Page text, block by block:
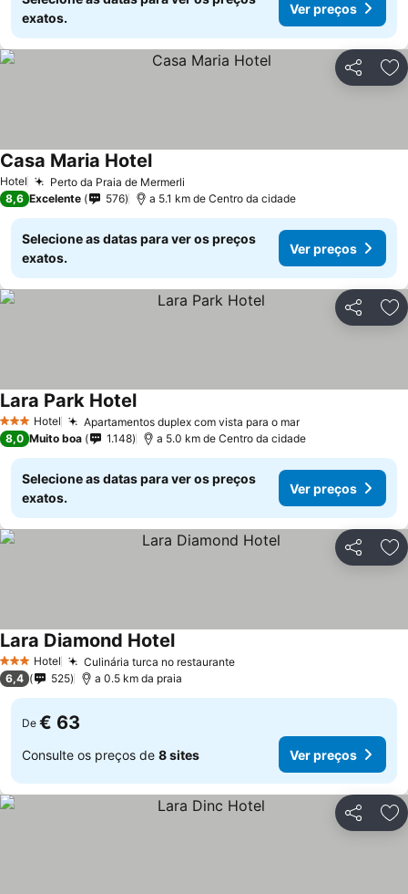
exatos.
Ver preços
Partilhar
Hotel Perto da Praia de Mermerli
Casa Maria Hotel
8,6 Excelente 576 a 5.1 km de Centro da cidade
Selecione as datas para ver os preços
exatos.
Ver preços
Partilhar
3 EstrelasHotel Apartamentos duplex com vista para o mar
Lara Park Hotel
8,0 Muito boa 1.148 a 5.0 km de Centro da cidade
Selecione as datas para ver os preços
exatos.
Ver preços
Partilhar
3 EstrelasHotel Culinária turca no restaurante
Lara Diamond Hotel
6,4 525 a 0.5 km da praia
De € 63
Consulte os preços de 8 sites Ver preços
Partilhar